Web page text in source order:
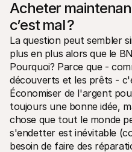
Acheter
c’est mal ?
La question peut sembler
plus en plus alors que le
Pourquoi? Parce que -
découverts et les prêts -
Économiser de l'argent
toujours une bonne idée,
chose que tout le monde
s'endetter est inévitable
besoin de faire des